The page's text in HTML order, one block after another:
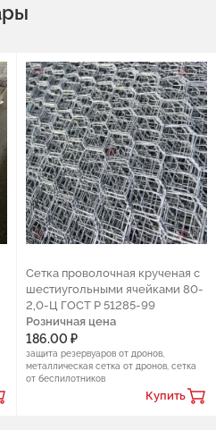
Сетка проволочная крученая с
шестиугольными ячейками 80-
2,0-Ц ГОСТ Р 51285-99
Розничная цена
186.00 ₽
защита резервуаров от дронов,
металлическая сетка от дронов, сетка
от беспилотников
Купить